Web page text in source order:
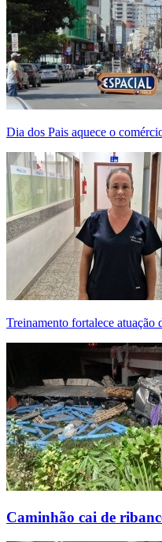
Dia dos Pais aquece o
Treinamento fortalece atuação
Caminhão cai de